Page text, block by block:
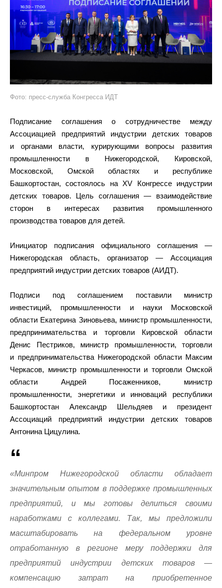
Фото: пресс-служба Конгресса ИДТ
Подписание соглашения о сотрудничестве между
Ассоциацией предприятий индустрии детских товаров
и органами власти, курирующими вопросы развития
промышленности в Нижегородской, Кировской,
Московской, Омской областях и республике
Башкортостан, состоялось на XV Конгрессе индустрии
детских товаров. Цель соглашения — взаимодействие
сторон в интересах развития промышленного
производства товаров для детей.
Инициатор подписания официального соглашения —
Нижегородская область, организатор — Ассоциация
предприятий индустрии детских товаров (АИДТ).
Подписи под соглашением поставили министр
инвестиций, промышленности и науки Московской
области Екатерина Зиновьева, министр промышленности,
предпринимательства и торговли Кировской области
Денис Пестриков, министр промышленности, торговли
и предпринимательства Нижегородской области Максим
Черкасов, министр промышленности и торговли Омской
области Андрей Посаженников, министр
промышленности, энергетики и инноваций республики
Башкортостан Александр Шельдяев и президент
Ассоциаций предприятий индустрии детских товаров
Антонина Цицулина.
«Минпром Нижегородской области обладает
значительным опытом в поддержке промышленных
предприятий, и мы готовы делиться своими
наработками с коллегами. Так, мы предложили
масштабировать на федеральном уровне
отработанную в регионе меру поддержки для
предприятий индустрии детских товаров —
компенсацию затрат на приобретенное